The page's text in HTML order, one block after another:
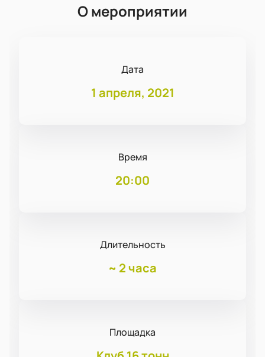
О мероприятии
Дата
1 апреля, 2021
Время
20:00
Длительность
~ 2 часа
Площадка